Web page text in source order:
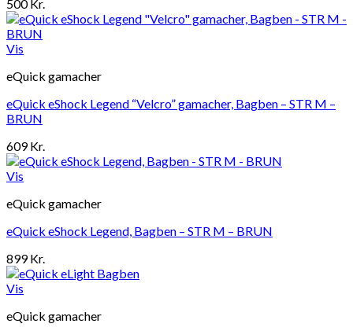
500 Kr.
Vis
eQuick gamacher
eQuick eShock Legend “Velcro” gamacher, Bagben – STR M –
BRUN
609Kr.
Vis
eQuick gamacher
eQuick eShock Legend, Bagben – STR M – BRUN
899Kr.
Vis
eQuick gamacher